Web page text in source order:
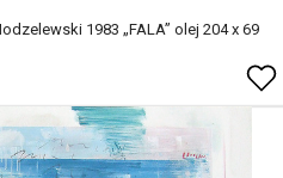
1983 „FALA” olej 204 x 69